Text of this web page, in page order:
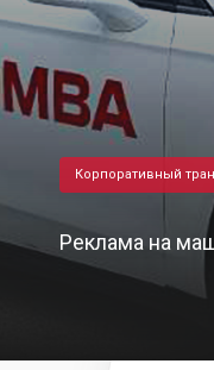
Корпоративный
Реклама на